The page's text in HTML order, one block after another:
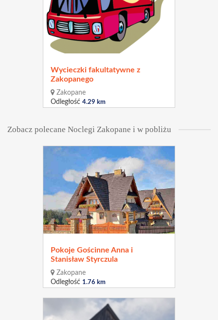
Wycieczki fakultatywne z
Zakopanego
Zakopane
Odległość 4.29 km
Zobacz polecane Noclegi Zakopane i w pobliżu
Pokoje Gościnne Anna i
Stanisław Styrczula
Zakopane
Odległość 1.76 km